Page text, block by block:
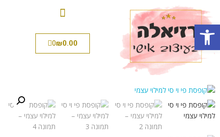
פתח סרגל נגישות
₪0.00
0